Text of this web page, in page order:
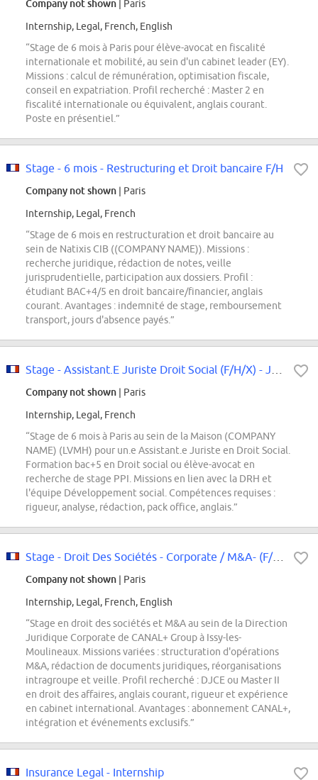
Company not shown | Paris
Internship, Legal, French, English
“Stage de 6 mois à Paris pour élève-avocat en fiscalité
internationale et mobilité, au sein d'un cabinet leader (EY).
Missions : calcul de rémunération, optimisation fiscale,
conseil en expatriation. Profil recherché : Master 2 en
fiscalité internationale ou équivalent, anglais courant.
Poste en présentiel.”
Stage - 6 mois - Restructuring et Droit bancaire F/H
Company not shown | Paris
Internship, Legal, French
“Stage de 6 mois en restructuration et droit bancaire au
sein de Natixis CIB ((COMPANY NAME)). Missions :
recherche juridique, rédaction de notes, veille
jurisprudentielle, participation aux dossiers. Profil :
étudiant BAC+4/5 en droit bancaire/financier, anglais
courant. Avantages : indemnité de stage, remboursement
transport, jours d'absence payés.”
Company not shown | Paris
Internship, Legal, French
“Stage de 6 mois à Paris au sein de la Maison (COMPANY
NAME) (LVMH) pour un.e Assistant.e Juriste en Droit Social.
Formation bac+5 en Droit social ou élève-avocat en
recherche de stage PPI. Missions en lien avec la DRH et
l'équipe Développement social. Compétences requises :
rigueur, analyse, rédaction, pack office, anglais.”
Stage - Droit Des Sociétés - Corporate / M&A- (F/H/X)
Company not shown | Paris
Internship, Legal, French, English
“Stage en droit des sociétés et M&A au sein de la Direction
Juridique Corporate de CANAL+ Group à Issy-les-
Moulineaux. Missions variées : structuration d'opérations
M&A, rédaction de documents juridiques, réorganisations
intragroupe et veille. Profil recherché : DJCE ou Master II
en droit des affaires, anglais courant, rigueur et expérience
en cabinet international. Avantages : abonnement CANAL+,
intégration et événements exclusifs.”
Insurance Legal - Internship